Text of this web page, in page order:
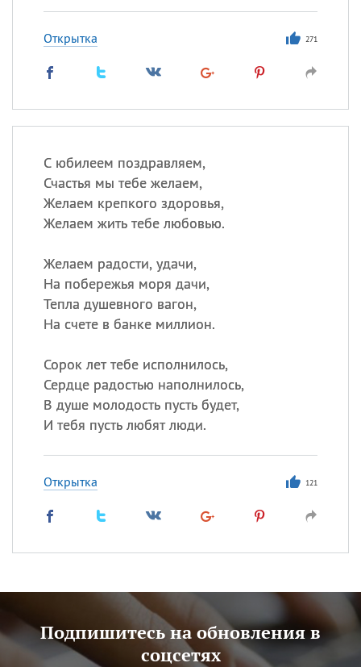
Открытка 271
С юбилеем поздравляем,
Счастья мы тебе желаем,
Желаем крепкого здоровья,
Желаем жить тебе любовью.
Желаем радости, удачи,
На побережья моря дачи,
Тепла душевного вагон,
На счете в банке миллион.
Сорок лет тебе исполнилось,
Сердце радостью наполнилось,
В душе молодость пусть будет,
И тебя пусть любят люди.
Открытка 121
Подпишитесь на обновления в
соцсетях